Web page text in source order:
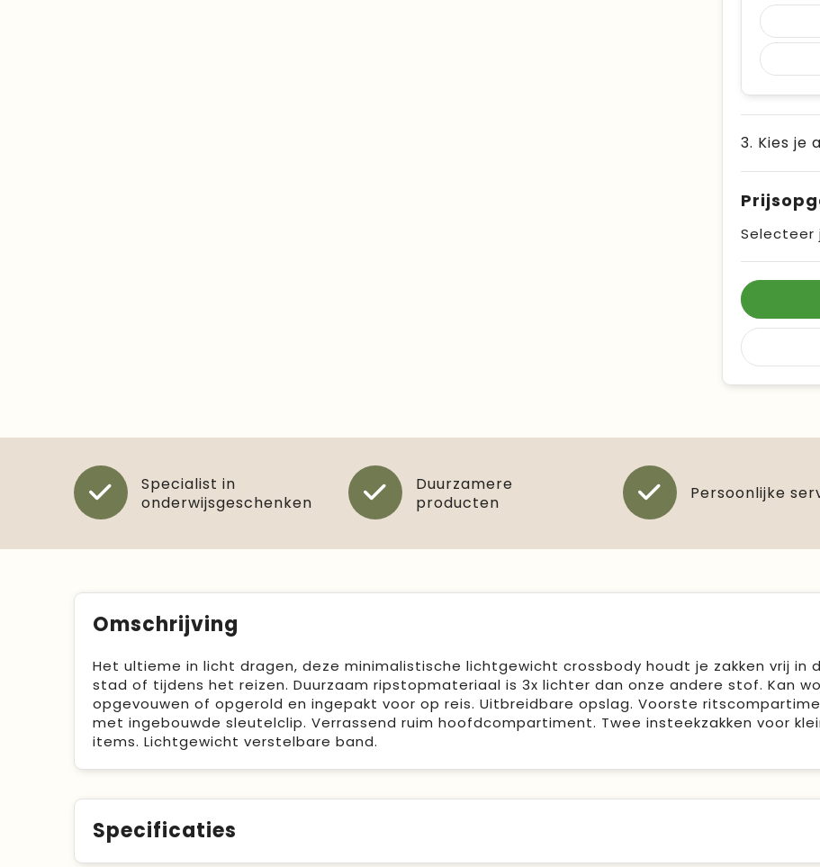
3. Kies je
Selecteer
Specialist in
onderwijsgeschenken
Duurzamere
producten
Persoonlijke
Omschrijving
Het ultieme in licht dragen, deze minimalistische lichtgewicht crossbody houdt je zakken vrij in
stad of tijdens het reizen. Duurzaam ripstopmateriaal is 3x lichter dan onze andere stof. Kan
opgevouwen of opgerold en ingepakt voor op reis. Uitbreidbare opslag. Voorste
met ingebouwde sleutelclip. Verrassend ruim hoofdcompartiment. Twee insteekzakken voor
items. Lichtgewicht verstelbare band.
Specificaties